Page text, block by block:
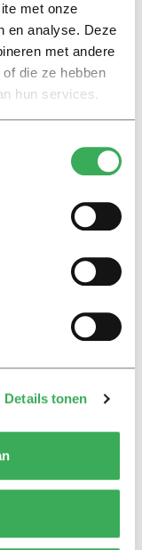
met onze
en analyse. Deze
met andere
die ze hebben
hun services.
Details tonen
over online
desinformatie:
kom die
‘Ik schrok, we
miljoen
zo komen
flexibel,
zich breder